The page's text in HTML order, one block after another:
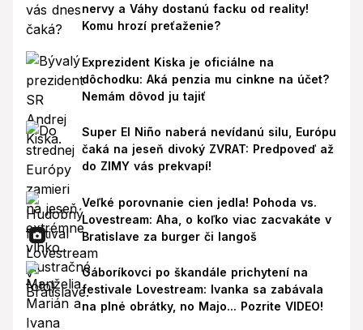
nervy a Váhy dostanú facku od reality!
Komu hrozí preťaženie?
Exprezident Kiska je oficiálne na
dôchodku: Aká penzia mu cinkne na účet?
Nemám dôvod ju tajiť
Super El Niño naberá nevídanú silu, Európu
čaká na jeseň divoký ZVRAT: Predpoveď až
do ZIMY vás prekvapí!
Veľké porovnanie cien jedla! Pohoda vs.
Lovestream: Aha, o koľko viac zacvakáte v
Bratislave za burger či langoš
Gáboríkovci po škandále prichytení na
festivale Lovestream: Ivanka sa zabávala
na plné obrátky, no Majo... Pozrite VIDEO!